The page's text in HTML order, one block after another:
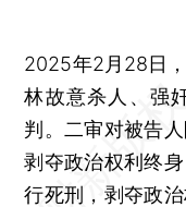
耗时约6.5小时
美国司法部公布
嫦娥六号月球背
刚果（金）暴发
日本一核电站发
2025年2月28日
林故意杀人、强
判。二审对被告
剥夺政治权利终
行死刑，剥夺政